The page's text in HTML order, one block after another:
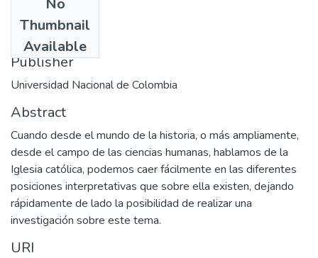
Thumbnail
Available
1998
Publisher
Universidad Nacional de Colombia
Abstract
Cuando desde el mundo de la historia, o más ampliamente,
desde el campo de las ciencias humanas, hablamos de la
Iglesia católica, podemos caer fácilmente en las diferentes
posiciones interpretativas que sobre ella existen, dejando
rápidamente de lado la posibilidad de realizar una
investigación sobre este tema.
URI